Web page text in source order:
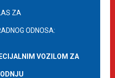
ZA
ODNOSA:
VOZILOM ZA